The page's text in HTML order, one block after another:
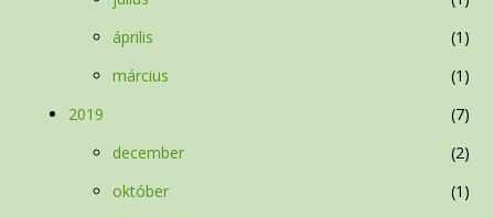
április
1
március
1
2019
7
december
2
október
1